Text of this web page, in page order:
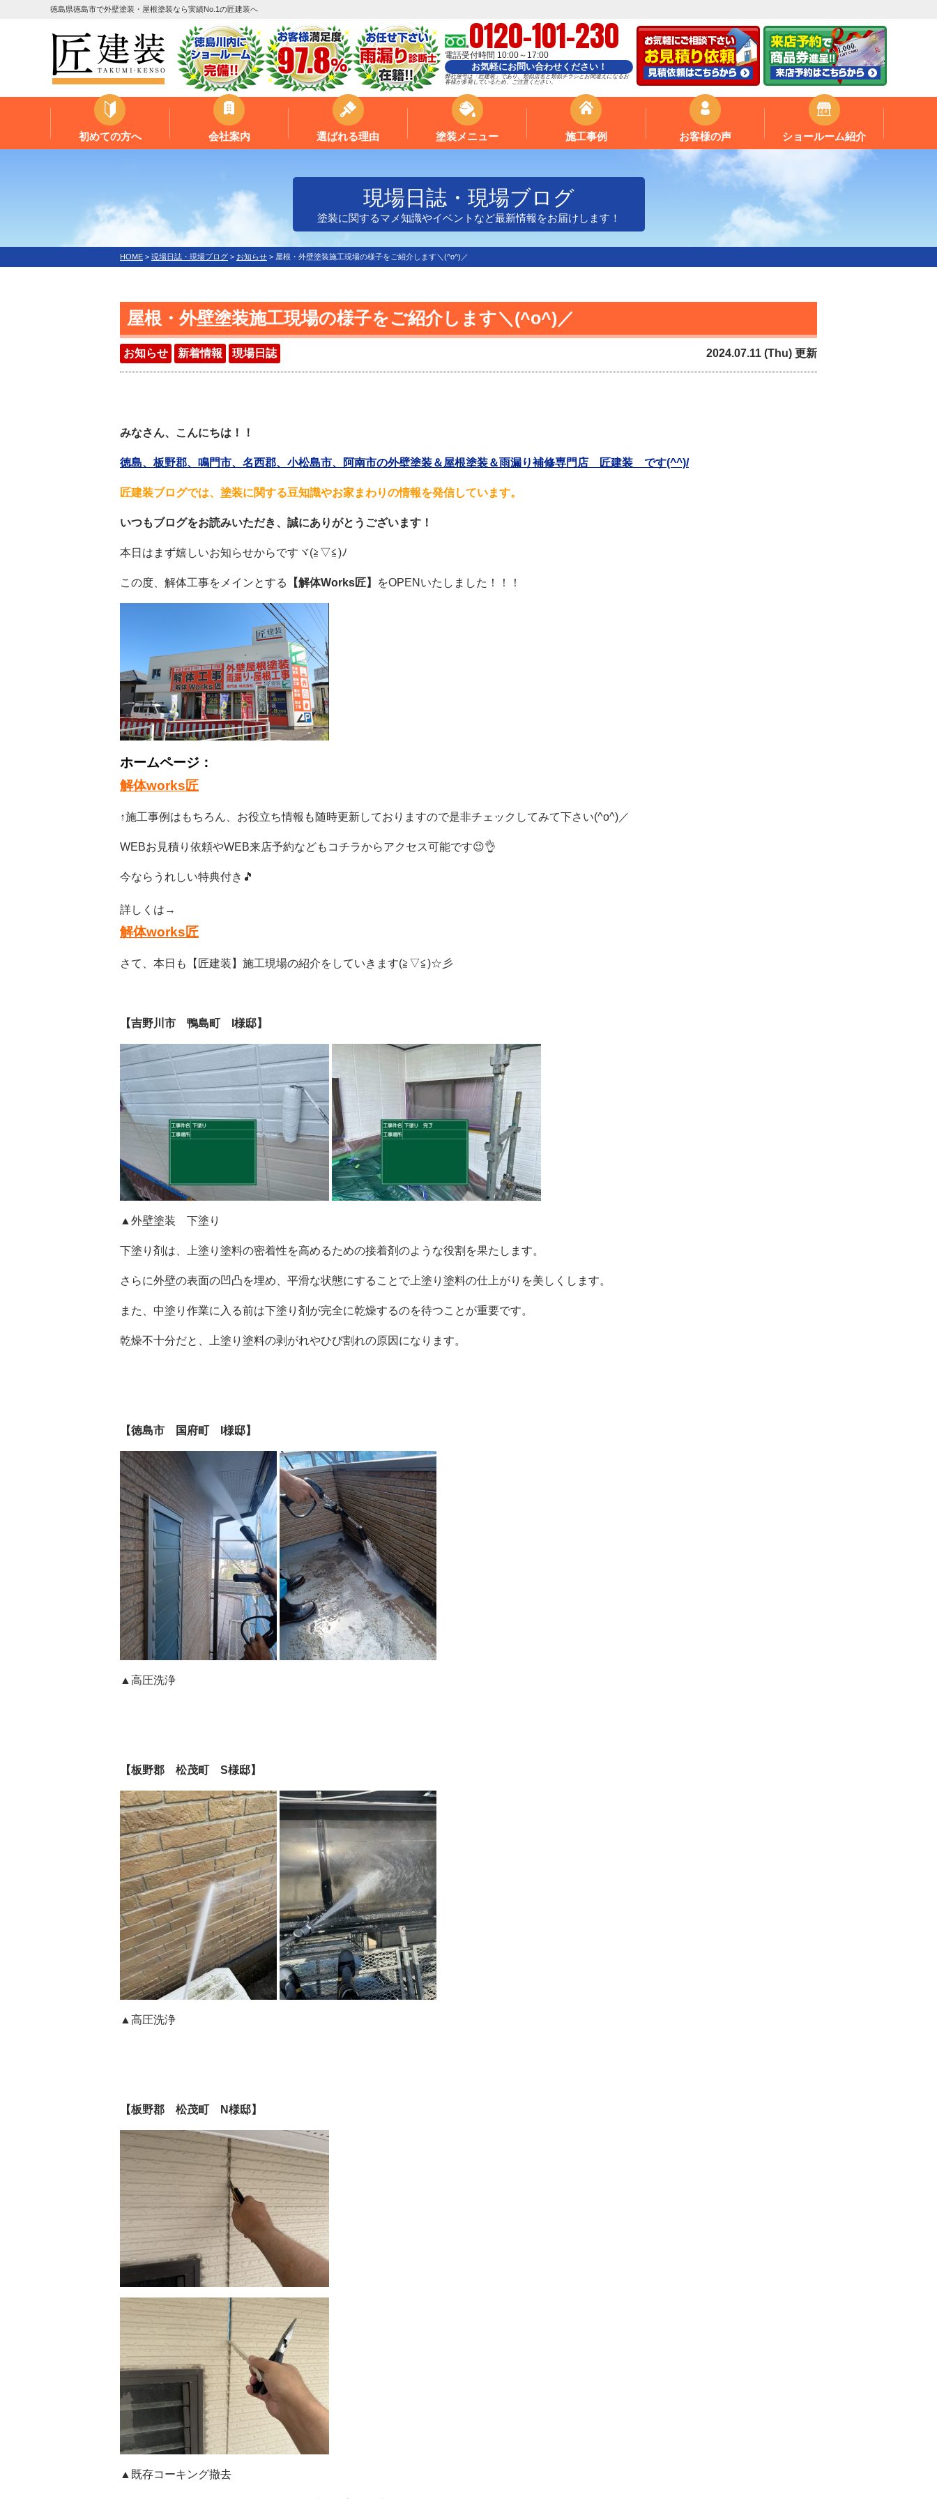
徳島県徳島市で外壁塗装・屋根塗装なら実績No.1の匠建装へ
0120-101-230
電話受付時間 10:00～17:00
お気軽にお問い合わせください！
弊社屋号は「匠建装」であり、類似店名と類似チラシとお間違えになるお
客様が多発しているため、ご注意ください。
初めての方へ 会社案内 選ばれる理由 塗装メニュー 施工事例 お客様の声 ショールーム紹介
現場日誌・現場ブログ
塗装に関するマメ知識やイベントなど最新情報をお届けします！
HOME > 現場日誌・現場ブログ > お知らせ > 屋根・外壁塗装施工現場の様子をご紹介します＼(^o^)／
屋根・外壁塗装施工現場の様子をご紹介します＼(^o^)／
お知らせ 新着情報 現場日誌 2024.07.11 (Thu) 更新
みなさん、こんにちは！！
徳島、板野郡、鳴門市、名西郡、小松島市、阿南市の外壁塗装＆屋根塗装＆雨漏り補修専門店 匠建装 です(^^)/
匠建装ブログでは、塗装に関する豆知識やお家まわりの情報を発信しています。
いつもブログをお読みいただき、誠にありがとうございます！
本日はまず嬉しいお知らせからですヾ(≧▽≦)ﾉ
この度、解体工事をメインとする 【解体Works匠】 をOPENいたしました！！！
ホームページ：
解体works匠
↑施工事例はもちろん、お役立ち情報も随時更新しておりますので是非チェックしてみて下さい(^o^)／
WEBお見積り依頼やWEB来店予約などもコチラからアクセス可能です😉👌
今ならうれしい特典付き🎵
詳しくは→
解体works匠
さて、本日も【匠建装】施工現場の紹介をしていきます(≧▽≦)☆彡
【吉野川市 鴨島町 I様邸】
▲外壁塗装 下塗り
下塗り剤は、上塗り塗料の密着性を高めるための接着剤のような役割を果たします。
さらに外壁の表面の凹凸を埋め、平滑な状態にすることで上塗り塗料の仕上がりを美しくします。
また、中塗り作業に入る前は下塗り剤が完全に乾燥するのを待つことが重要です。
乾燥不十分だと、上塗り塗料の剥がれやひび割れの原因になります。
【徳島市 国府町 I様邸】
▲高圧洗浄
【板野郡 松茂町 S様邸】
▲高圧洗浄
【板野郡 松茂町 N様邸】
▲既存コーキング撤去